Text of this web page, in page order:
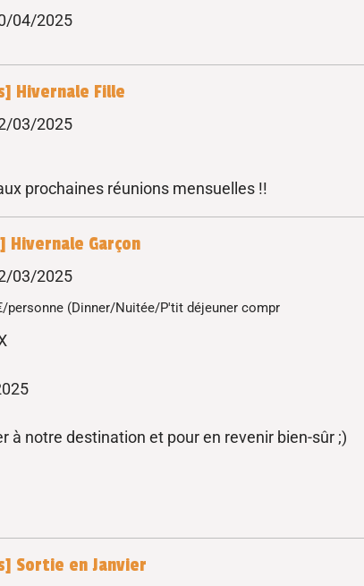
04/2025
Hivernale Fille
03/2025
prochaines réunions mensuelles !!
Hivernale Garçon
03/2025
personne (Dinner/Nuitée/P'tit déjeuner compr
à notre destination et pour en revenir bien-sûr ;)
Sortie en Janvier